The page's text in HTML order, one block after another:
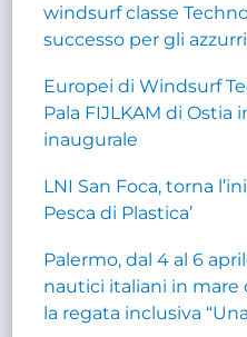
windsurf classe
successo per gli azzurri
Europei di Windsurf
Pala FIJLKAM di Ostia
inaugurale
LNI San Foca, torna
Pesca di Plastica’
Palermo, dal 4 al 6
nautici italiani in mare
la regata inclusiva